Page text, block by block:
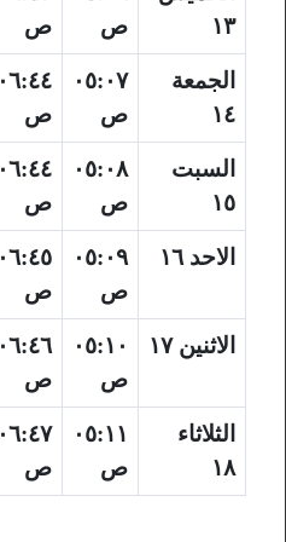
١٣
ص
ص
الجمعة
١٤
٠٥:٠٧
ص
٠٦:٤٤
ص
السبت
١٥
٠٥:٠٨
ص
٠٦:٤٤
ص
الاحد ١٦
٠٥:٠٩
ص
٠٦:٤٥
ص
الاثنين ١٧
٠٥:١٠
ص
٠٦:٤٦
ص
الثلاثاء
١٨
٠٥:١١
ص
٠٦:٤٧
ص